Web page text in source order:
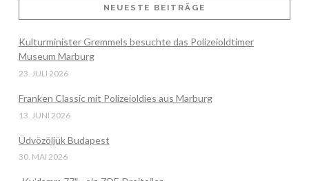
VIEW POST
NEUESTE BEITRÄGE
Kulturminister Gremmels besuchte das Polizeioldtimer
Museum Marburg
23. JULI 2026
Franken Classic mit Polizeioldies aus Marburg
13. JUNI 2026
Üdvözöljük Budapest
30. MAI 2026